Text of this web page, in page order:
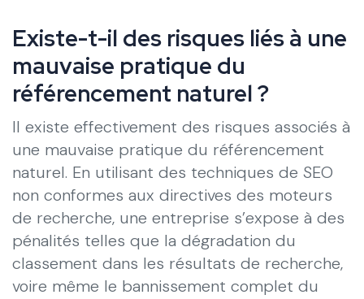
Existe-t-il des risques liés à une
mauvaise pratique du
référencement naturel ?
Il existe effectivement des risques associés à
une mauvaise pratique du référencement
naturel. En utilisant des techniques de SEO
non conformes aux directives des moteurs
de recherche, une entreprise s’expose à des
pénalités telles que la dégradation du
classement dans les résultats de recherche,
voire même le bannissement complet du